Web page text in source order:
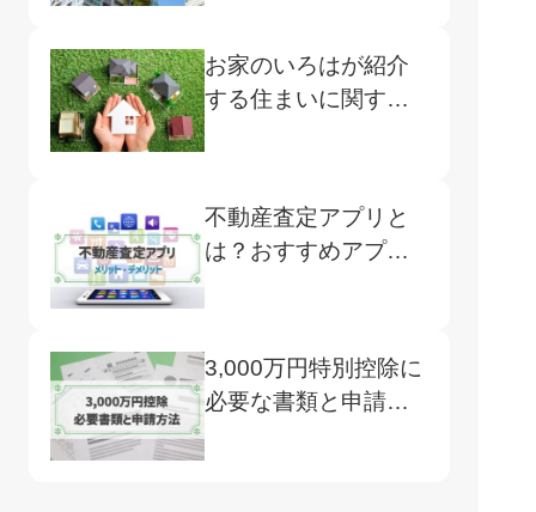
点、おすすめサイト
をご紹介
お家のいろはが紹介
する住まいに関する
サービス
不動産査定アプリと
は？おすすめアプリ5
デメリット
3,000万円特別控除に
必要な書類と申請方
法